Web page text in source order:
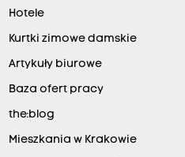
Hotele
Kurtki zimowe damskie
Artykuły biurowe
Baza ofert pracy
the:blog
Mieszkania w Krakowie